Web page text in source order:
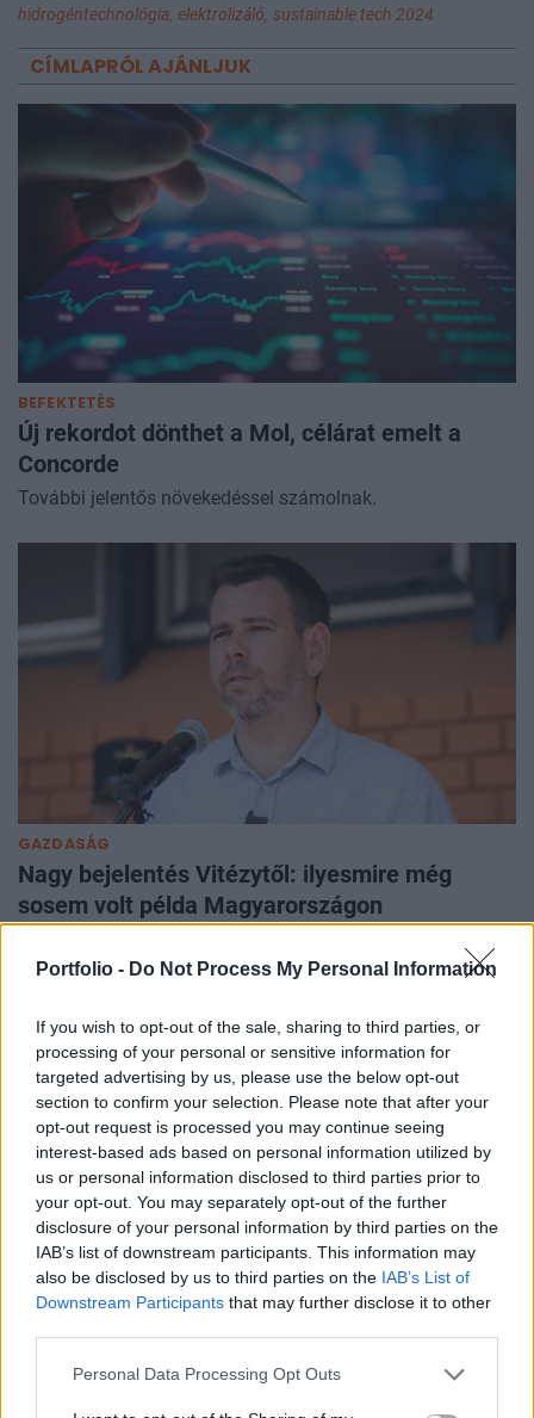
Portfolio - Do Not Process My Personal Information
If you wish to opt-out of the sale, sharing to third parties, or
processing of your personal or sensitive information for
targeted advertising by us, please use the below opt-out
section to confirm your selection. Please note that after your
opt-out request is processed you may continue seeing
interest-based ads based on personal information utilized by
us or personal information disclosed to third parties prior to
your opt-out. You may separately opt-out of the further
disclosure of your personal information by third parties on the
IAB’s list of downstream participants. This information may
also be disclosed by us to third parties on the IAB’s List of
Downstream Participants that may further disclose it to other
Personal Data Processing Opt Outs
hidrogéntechnológia, elektrolizáló, sustainable tech 2024
CÍMLAPRÓL AJÁNLJUK
BEFEKTETÉS
Új rekordot dönthet a Mol, célárat emelt a
Concorde
További jelentős növekedéssel számolnak.
GAZDASÁG
Nagy bejelentés Vitézytől: ilyesmire még
sosem volt példa Magyarországon
GAZDASÁG
Hőkupola 2026: hogy spórol az energiával a
céged? Töltsd ki a kérdőívet
A kitöltés mindössze 5 perc.